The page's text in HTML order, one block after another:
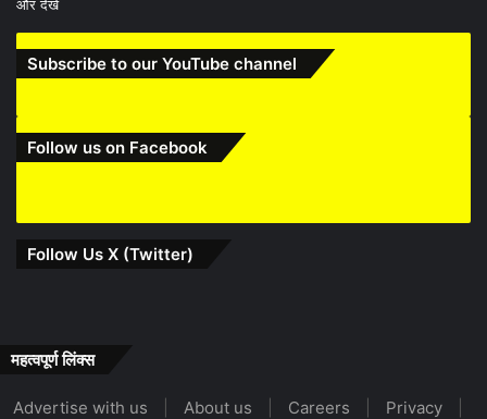
और देखें
Subscribe to our YouTube channel
Follow us on Facebook
Follow Us X (Twitter)
महत्वपूर्ण लिंक्स
Advertise with us About us Careers Privacy